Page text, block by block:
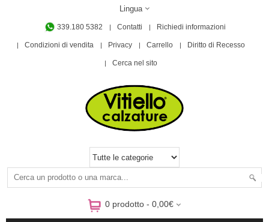
Lingua
339.180 5382 Contatti Richiedi informazioni
Condizioni di vendita Privacy Carrello Diritto di Recesso
Cerca nel sito
0 prodotto - 0,00€